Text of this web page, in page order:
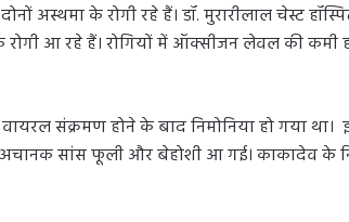
अस्थमा के रोगी रहे हैं। डॉ. मुरारीलाल चेस्ट
आ रहे हैं। रोगियों में ऑक्सीजन लेवल की कमी हो
संक्रमण होने के बाद निमोनिया हो गया
सांस फूली और बेहोशी आ गई। काकादेव के